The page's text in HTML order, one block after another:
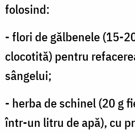
folosind:
- flori de gălbenele (15-
clocotită) pentru
sângelui;
- herba de schinel (20 g
într-un litru de apă), cu